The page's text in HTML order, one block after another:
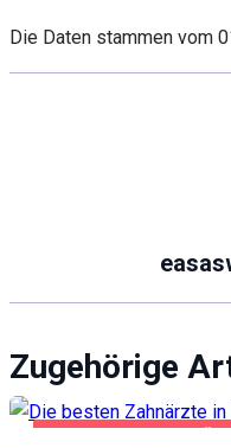
Die Daten stammen vom
Zugehörige